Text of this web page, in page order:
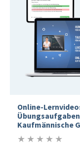
Online-
Übungsaufgaben
Kaufmännische
★ ★ ★ ★ ★